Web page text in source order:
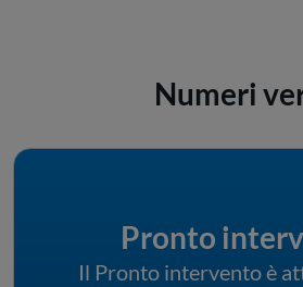
Numeri
Pronto
Il Pronto intervento è